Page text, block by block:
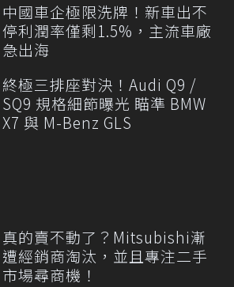
中國車企極限洗牌！新車出不
停利潤率僅剩1.5%，主流車廠
急出海
終極三排座對決！Audi Q9 /
SQ9 規格細節曝光 瞄準 BMW
X7 與 M-Benz GLS
真的賣不動了？Mitsubishi漸
遭經銷商淘汰，並且專注二手
市場尋商機！